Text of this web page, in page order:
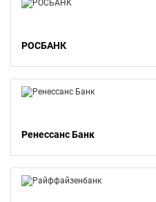
РОСБАНК
Ренессанс Банк